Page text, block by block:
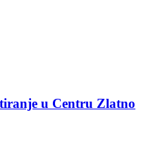
u Centru Zlatno